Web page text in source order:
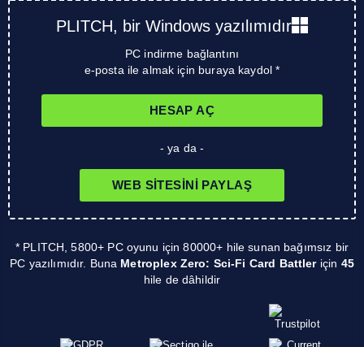
PLITCH, bir Windows yazılımıdır
PC indirme bağlantını
e-posta ile almak için buraya kaydol *
HESAP AÇ
- ya da -
WEB SITESINI PAYLAŞ
* PLITCH, 5800+ PC oyunu için 80000+ hile sunan bağımsız bir
PC yazılımıdır. Buna Metroplex Zero: Sci-Fi Card Battleriçin 45
hile de dâhildir